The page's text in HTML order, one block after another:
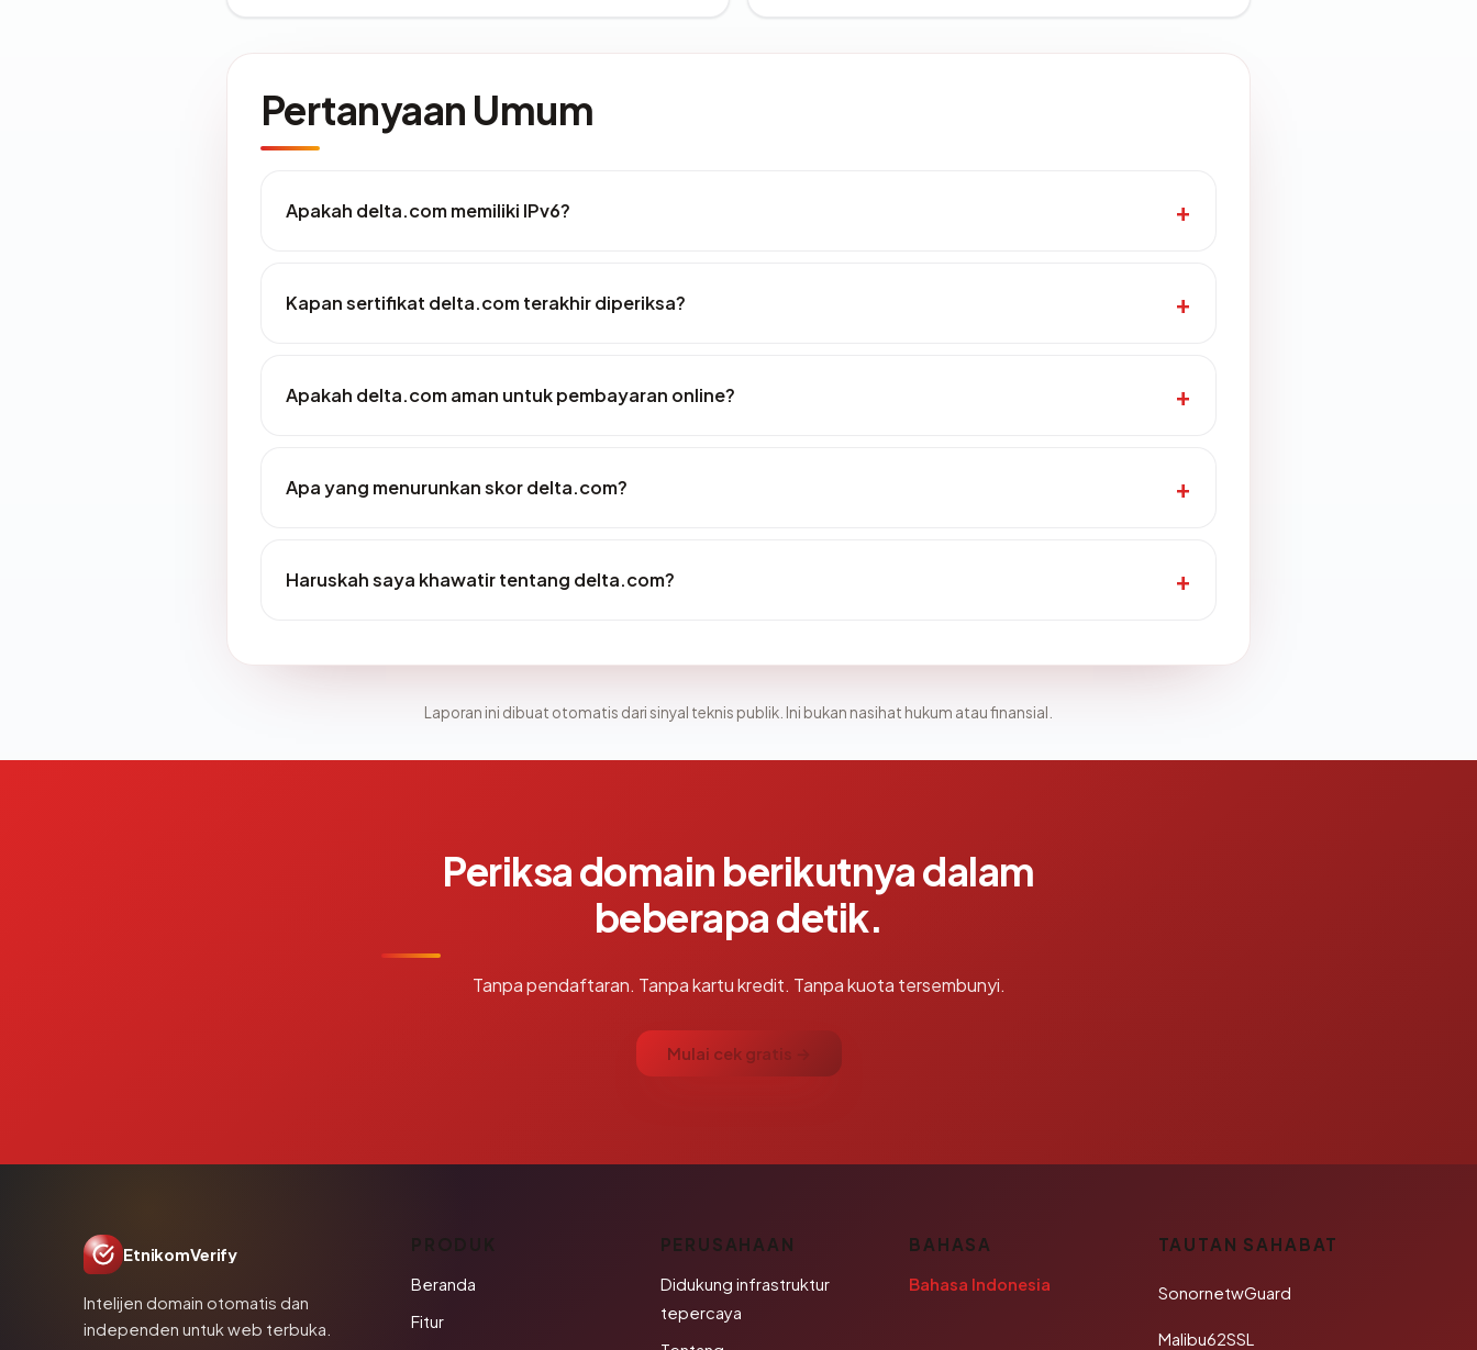
Pertanyaan Umum
Apakah delta.com memiliki IPv6?
Kapan sertifikat delta.com terakhir diperiksa?
Apakah delta.com aman untuk pembayaran online?
Apa yang menurunkan skor delta.com?
Haruskah saya khawatir tentang delta.com?
Laporan ini dibuat otomatis dari sinyal teknis publik. Ini bukan nasihat hukum atau finansial.
Periksa domain berikutnya dalam
beberapa detik.
Tanpa pendaftaran. Tanpa kartu kredit. Tanpa kuota tersembunyi.
Mulai cek gratis →
EtnikomVerify
Intelijen domain otomatis dan
independen untuk web terbuka.
PRODUK
Beranda
Fitur
PERUSAHAAN
Didukung infrastruktur
tepercaya
BAHASA
Bahasa Indonesia
TAUTAN SAHABAT
SonornetwGuard
Malibu62SSL